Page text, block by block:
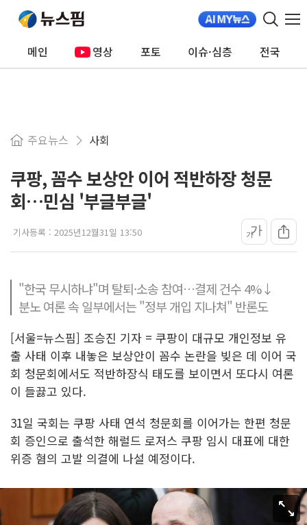
메인 영상 포토 이슈·심층 전국
주요뉴스 사회
쿠팡, 꼼수 보상안 이어 적반하장 청문
회…민심 '부글부글'
기사등록 : 2025년12월31일 13:50 가가
"한국 무시하냐"며 탈퇴·소송 참여…결제 건수 4%↓
분노 여론 속 일부에서는 "정부 개입 지나쳐" 반론도
[서울=뉴스핌] 조승진 기자 = 쿠팡이 대규모 개인정보 유
출 사태 이후 내놓은 보상안이 꼼수 논란을 빚은 데 이어 국
회 청문회에서도 적반하장식 태도를 보이면서 또다시 여론
이 들끓고 있다.
31일 국회는 쿠팡 사태 연석 청문회를 이어가는 한편 청문
회 증인으로 출석한 해럴드 로저스 쿠팡 임시 대표에 대한
위증 혐의 고발 의결에 나설 예정이다.